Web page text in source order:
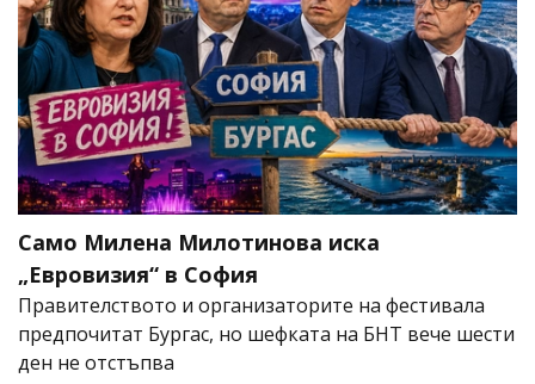
Само Милена Милотинова иска
„Евровизия“ в София
Правителството и организаторите на фестивала
предпочитат Бургас, но шефката на БНТ вече шести
ден не отстъпва